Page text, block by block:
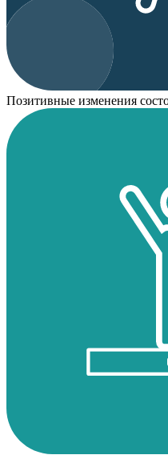
Позитивные изменения